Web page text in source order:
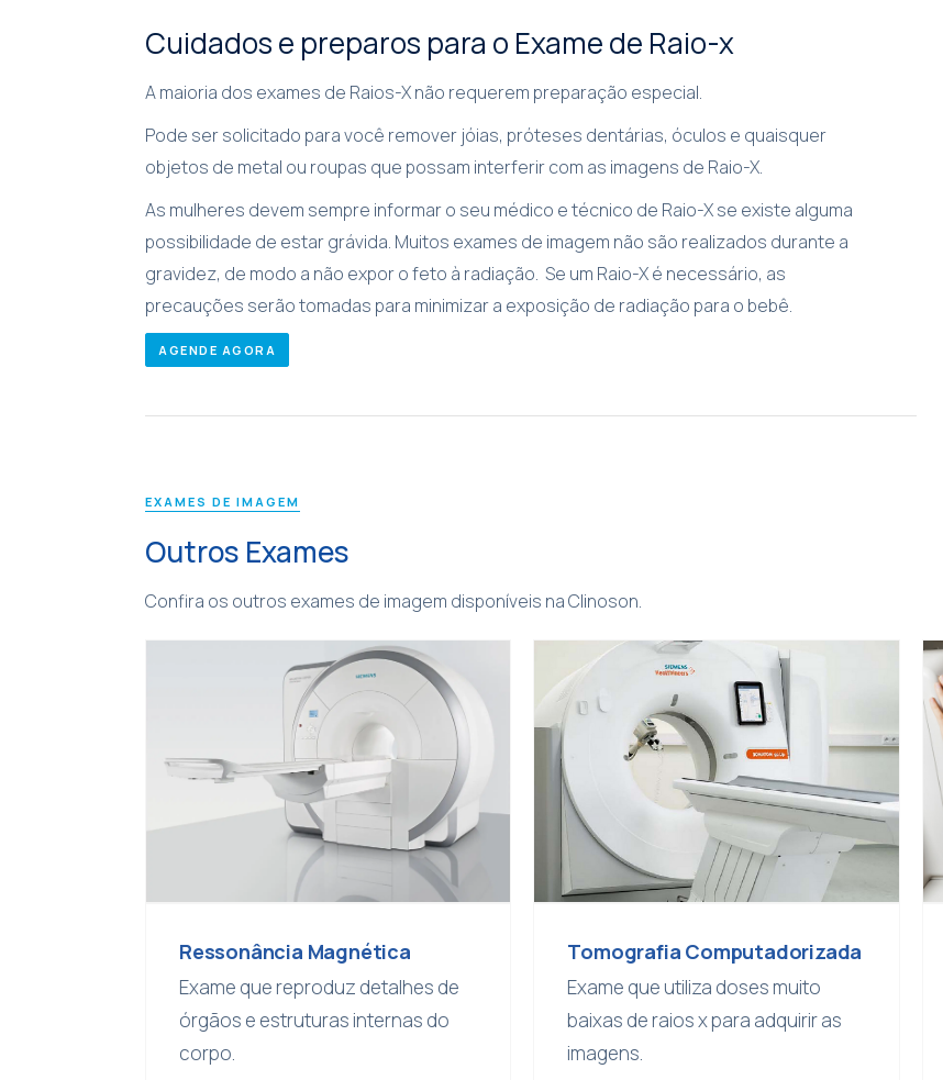
Cuidados e preparos para o Exame de Raio-x
A maioria dos exames de Raios-X não requerem preparação especial.
Pode ser solicitado para você remover jóias, próteses dentárias, óculos e quaisquer
objetos de metal ou roupas que possam interferir com as imagens de Raio-X.
As mulheres devem sempre informar o seu médico e técnico de Raio-X se existe alguma
possibilidade de estar grávida. Muitos exames de imagem não são realizados durante a
gravidez, de modo a não expor o feto à radiação. Se um Raio-X é necessário, as
precauções serão tomadas para minimizar a exposição de radiação para o bebê.
AGENDE AGORA
EXAMES DE IMAGEM
Outros Exames
Confira os outros exames de imagem disponíveis na Clinoson.
Ressonância Magnética
Exame que reproduz detalhes de
órgãos e estruturas internas do
corpo.
Tomografia Computadorizada
Exame que utiliza doses muito
baixas de raios x para adquirir as
imagens.